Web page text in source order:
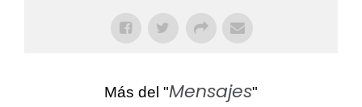
Más del "Mensajes"